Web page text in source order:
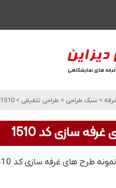
> سبک طراحی > طراحی تلفیقی >
1510
سازی کد 1510
کنید. این مدل و طرح های غرفه سازی ، مناسب برای طراحی تلفیقی می باشد .